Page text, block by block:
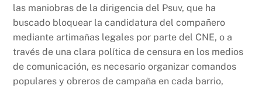
las maniobras de la dirigencia del Psuv, que ha
buscado bloquear la candidatura del compañero
mediante artimañas legales por parte del CNE, o a
través de una clara política de censura en los medios
de comunicación, es necesario organizar comandos
populares y obreros de campaña en cada barrio,